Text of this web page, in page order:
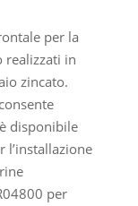
per la
realizzati in
zincato.
disponibile
l’installazione
per